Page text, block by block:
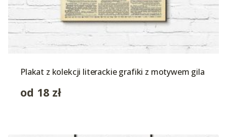
Plakat z kolekcji literackie grafiki z motywem gila
od 18 zł